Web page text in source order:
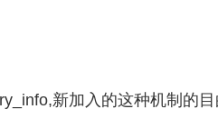
新加入的这种机制的